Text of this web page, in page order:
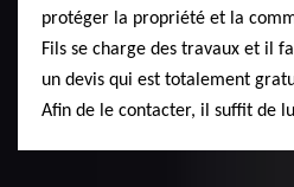
protéger la propriété et la
Fils se charge des travaux et il
un devis qui est totalement
Afin de le contacter, il suffit de